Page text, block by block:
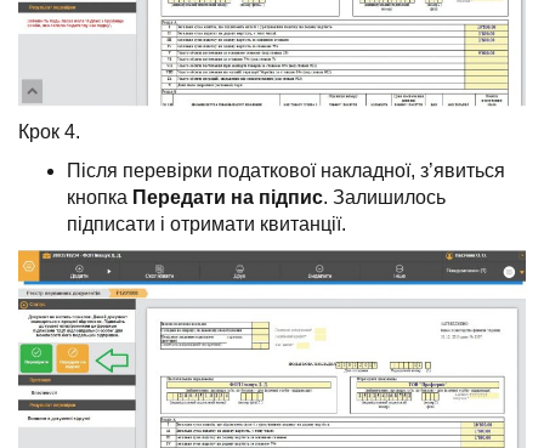
Крок 4.
Після перевірки податкової накладної, з’явиться
кнопка Передати на підпис. Залишилось
підписати і отримати квитанції.